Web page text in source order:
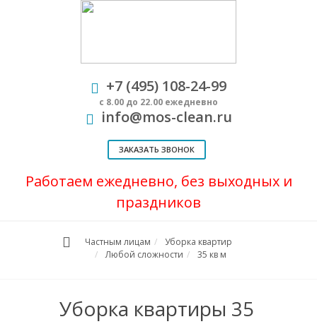
+7 (495) 108-24-99
с 8.00 до 22.00 ежедневно
info@mos-clean.ru
ЗАКАЗАТЬ ЗВОНОК
Работаем ежедневно, без выходных и
праздников
Частным лицам
Уборка квартир
Любой сложности
35 кв м
Уборка квартиры 35